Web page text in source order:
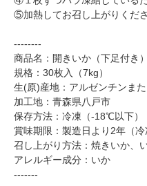
⑤加熱してお召し上がりくだ
--------
商品名：開きいか（下足付き）
規格：30枚入（7kg）
生(原)産地：アルゼンチンま
加工地：青森県八戸市
保存方法：冷凍（-18℃以下）
賞味期限：製造日より2年（冷
召し上がり方法：焼きいか
アレルギー成分：いか
-------